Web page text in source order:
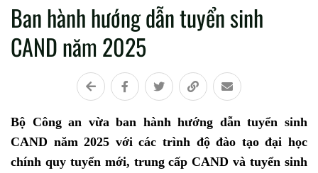
Ban hành hướng dẫn tuyển sinh
CAND năm 2025
Bộ Công an vừa ban hành hướng dẫn tuyển sinh
CAND năm 2025 với các trình độ đào tạo đại học
chính quy tuyển mới, trung cấp CAND và tuyển sinh